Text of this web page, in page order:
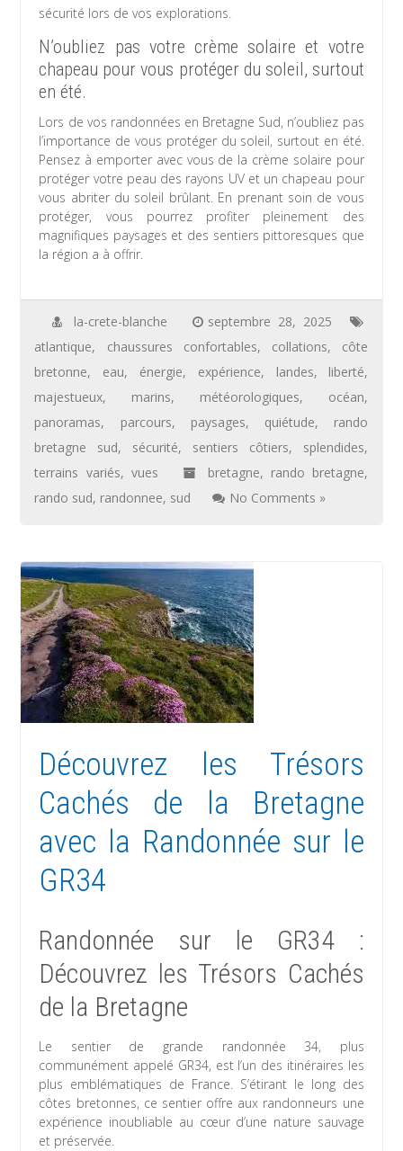
sécurité lors de vos explorations.
N’oubliez pas votre crème solaire et votre
chapeau pour vous protéger du soleil, surtout
en été.
Lors de vos randonnées en Bretagne Sud, n’oubliez pas
l’importance de vous protéger du soleil, surtout en été.
Pensez à emporter avec vous de la crème solaire pour
protéger votre peau des rayons UV et un chapeau pour
vous abriter du soleil brûlant. En prenant soin de vous
protéger, vous pourrez profiter pleinement des
magnifiques paysages et des sentiers pittoresques que
la région a à offrir.
la-crete-blanche
septembre 28, 2025
atlantique, chaussures confortables, collations, côte
bretonne, eau, énergie, expérience, landes, liberté,
majestueux, marins, météorologiques, océan,
panoramas, parcours, paysages, quiétude, rando
bretagne sud, sécurité, sentiers côtiers, splendides,
terrains variés, vues bretagne, rando bretagne,
rando sud, randonnee, sud No Comments »
Découvrez les Trésors
Cachés de la Bretagne
avec la Randonnée sur le
GR34
Randonnée sur le GR34 :
Découvrez les Trésors Cachés
de la Bretagne
Le sentier de grande randonnée 34, plus
communément appelé GR34, est l’un des itinéraires les
plus emblématiques de France. S’étirant le long des
côtes bretonnes, ce sentier offre aux randonneurs une
expérience inoubliable au cœur d’une nature sauvage
et préservée.